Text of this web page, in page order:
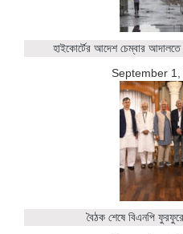
হাইকোর্টের আদেশ চেম্বার
September
বৈঠক শেষে বিএনপি